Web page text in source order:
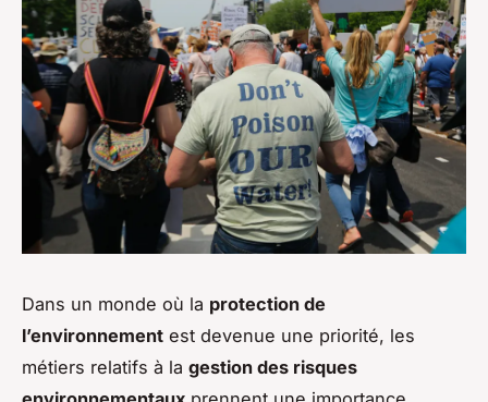
Dans un monde où la protection de
l’environnement est devenue une priorité, les
métiers relatifs à la gestion des risques